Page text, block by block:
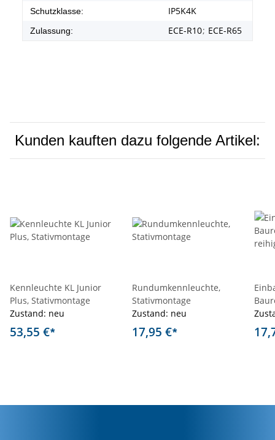
Schutzklasse: IP5K4K
Zulassung: ECE-R10; ECE-R65
Kunden kauften dazu folgende Artikel:
Kennleuchte KL Junior
Plus, Stativmontage
Zustand: neu
53,55 €*
Rundumkennleuchte,
Stativmontage
Zustand: neu
17,95 €*